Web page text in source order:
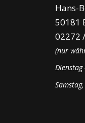
Hans-
50181
02272
(nur